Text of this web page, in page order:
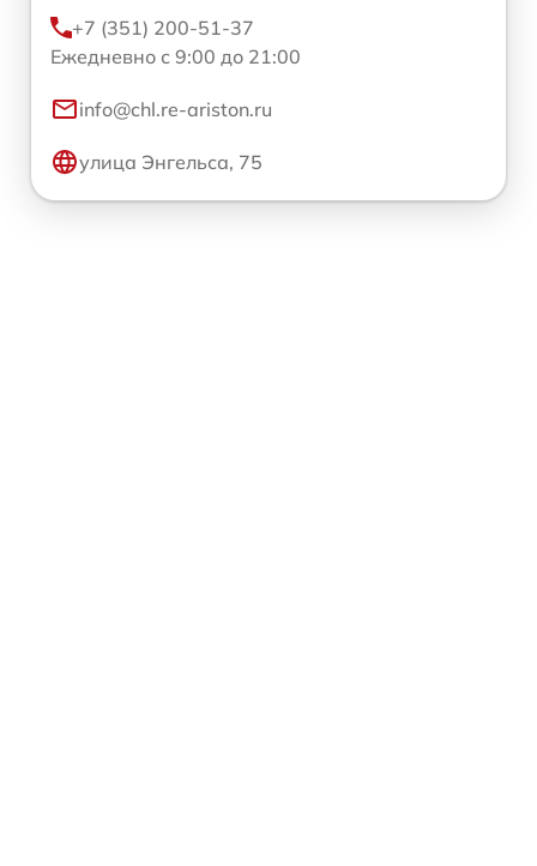
+7 (351) 200-51-37
Ежедневно с 9:00 до 21:00
info@chl.re-ariston.ru
улица Энгельса, 75